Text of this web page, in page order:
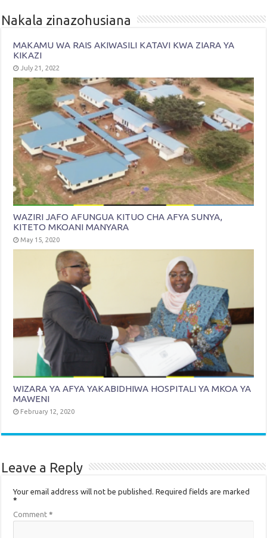
Nakala zinazohusiana
MAKAMU WA RAIS AKIWASILI KATAVI KWA ZIARA YA
KIKAZI
July 21, 2022
WAZIRI JAFO AFUNGUA KITUO CHA AFYA SUNYA,
KITETO MKOANI MANYARA
May 15, 2020
WIZARA YA AFYA YAKABIDHIWA HOSPITALI YA MKOA YA
MAWENI
February 12, 2020
Leave a Reply
Your email address will not be published. Required fields are marked
*
Comment*